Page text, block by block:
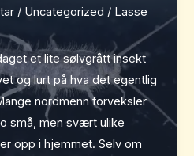
/ Uncategorized / Lasse
et lite sølvgrått insekt
og lurt på hva det egentlig
nordmenn forveksler
små, men svært ulike
opp i hjemmet. Selv om